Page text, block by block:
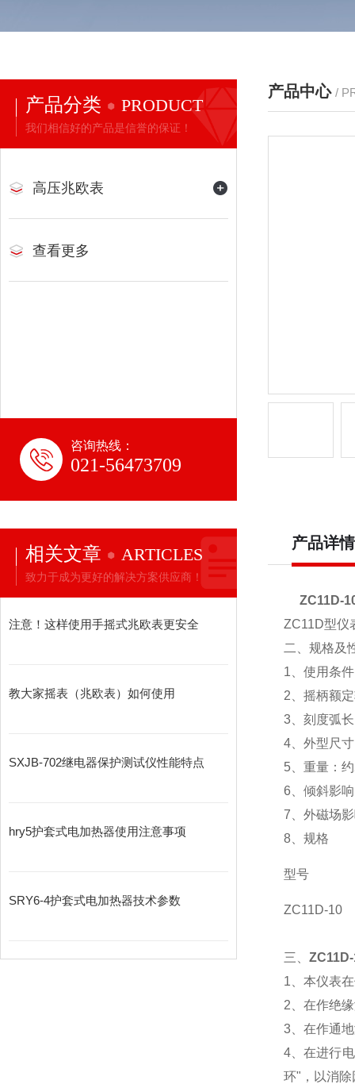
产品分类 PRODUCT
我们相信好的产品是信誉的保证！
高压兆欧表
查看更多
咨询热线：
021-56473709
相关文章 ARTICLES
致力于成为更好的解决方案供应商！
注意！这样使用手摇式兆欧表更安全
教大家摇表（兆欧表）如何使用
SXJB-702继电器保护测试仪性能特点
hry5护套式电加热器使用注意事项
SRY6-4护套式电加热器技术参数
产品中心 /
产品详情
ZC11D-
ZC11D型仪
二、规格及
1、使用条
2、摇柄额
3、刻度弧
4、外型尺
5、重量：
6、倾斜影
7、外磁场
8、规格
型号
ZC11D-10
三、
1、本仪表
2、在作绝
3、在作通
4、在进行
环"，以消